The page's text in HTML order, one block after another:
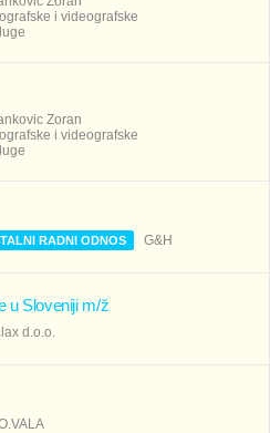
i videografske
Zoran
i videografske
RADNI ODNOS G&H
u Sloveniji m/ž
d.o.o.